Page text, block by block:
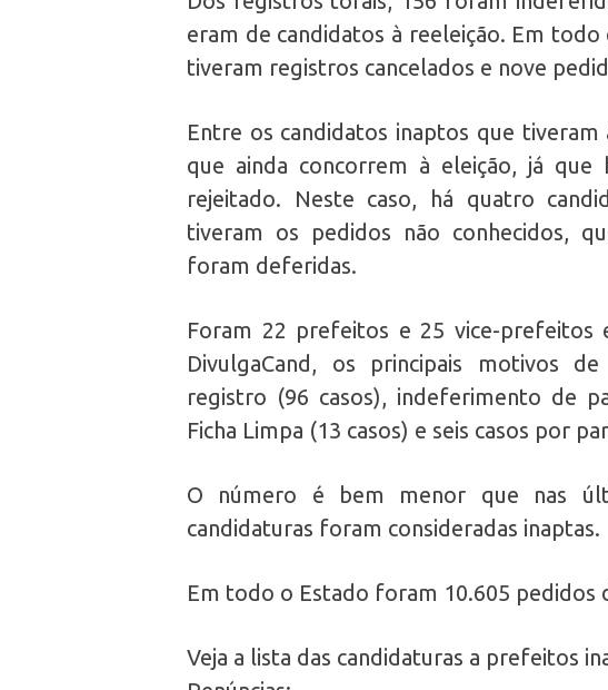
eram de candidatos à reeleição. Em
tiveram registros cancelados e nove
Entre os candidatos inaptos que
que ainda concorrem à eleição, já
rejeitado. Neste caso, há quatro
tiveram os pedidos não conhecidos,
foram deferidas.
Foram 22 prefeitos e 25 vice-prefeitos
DivulgaCand, os principais motivos
registro (96 casos), indeferimento de
Ficha Limpa (13 casos) e seis casos por
O número é bem menor que nas
candidaturas foram consideradas inaptas.
Em todo o Estado foram 10.605 pedidos
Veja a lista das candidaturas a prefeitos